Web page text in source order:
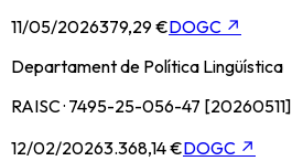
11/05/2026379,29 €DOGC ↗
Departament de Política Lingüística
RAISC · 7495-25-056-47 [20260511]
12/02/20263.368,14 €DOGC ↗